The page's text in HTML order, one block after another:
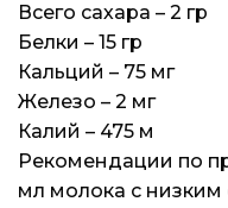
Всего сахара – 2 гр
Белки – 15 гр
Кальций – 75 мг
Железо – 2 мг
Калий – 475 м
Рекомендации по
мл молока с